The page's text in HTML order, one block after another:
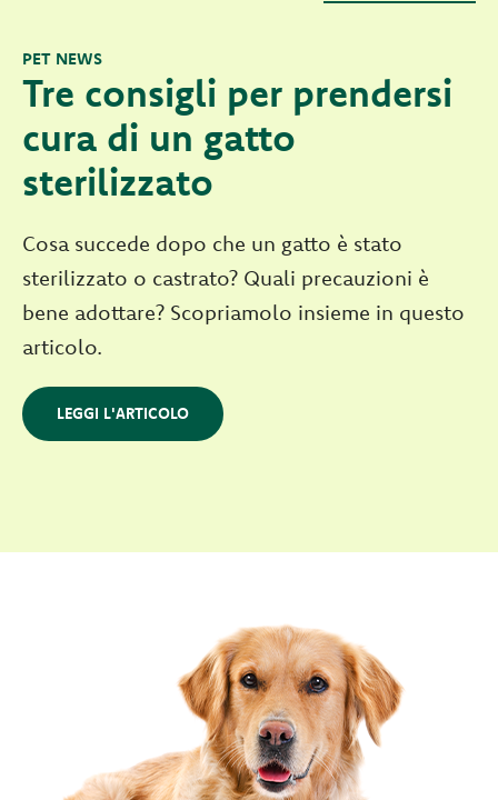
PET NEWS
Tre consigli per prendersi
cura di un gatto
sterilizzato
Cosa succede dopo che un gatto è stato
sterilizzato o castrato? Quali precauzioni è
bene adottare? Scopriamolo insieme in questo
articolo.
LEGGI L'ARTICOLO